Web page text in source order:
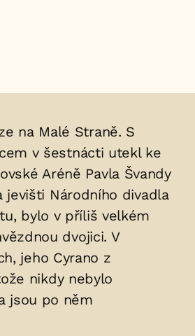
na Malé Straně. S
v šestnácti utekl ke
Aréně Pavla Švandy
jevišti Národního divadla
bylo v příliš velkém
dvojici. V
jeho Cyrano z
nikdy nebylo
jsou po něm